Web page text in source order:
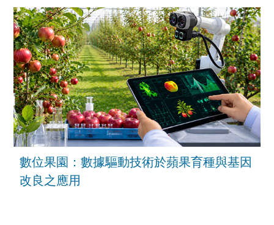
數位果園：數據驅動技術於蘋果育種與基因
改良之應用